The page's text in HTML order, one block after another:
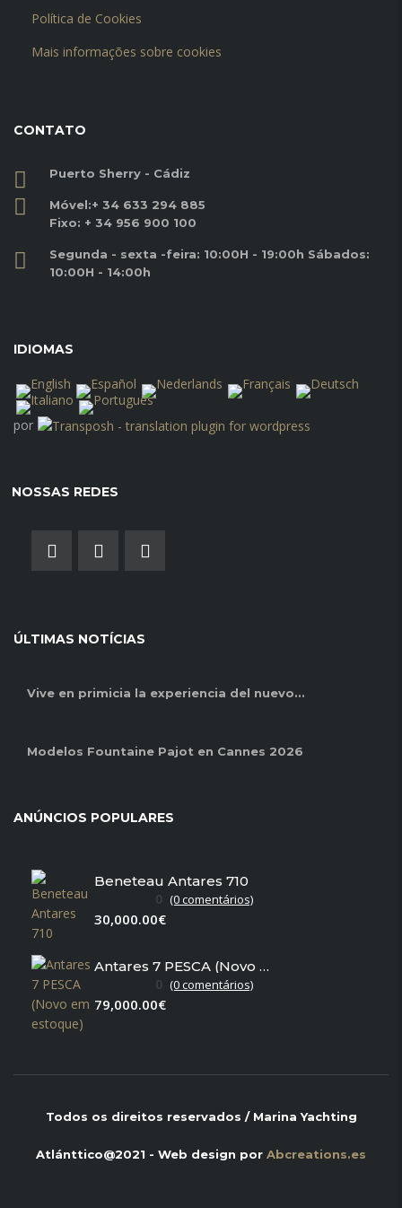
Política de Cookies
Mais informações sobre cookies
CONTATO
Puerto Sherry - Cádiz
Móvel:+ 34 633 294 885
Fixo: + 34 956 900 100
Segunda - sexta -feira: 10:00H - 19:00h Sábados:
10:00H - 14:00h
IDIOMAS
por
NOSSAS REDES
ÚLTIMAS NOTÍCIAS
Vive en primicia la experiencia del nuevo...
Modelos Fountaine Pajot en Cannes 2026
ANÚNCIOS POPULARES
Beneteau Antares 710
0 (0 comentários)
30,000.00€
Antares 7 PESCA (Novo em estoque)
0 (0 comentários)
79,000.00€
Todos os direitos reservados / Marina Yachting
Atlánttico@2021 - Web design por Abcreations.es